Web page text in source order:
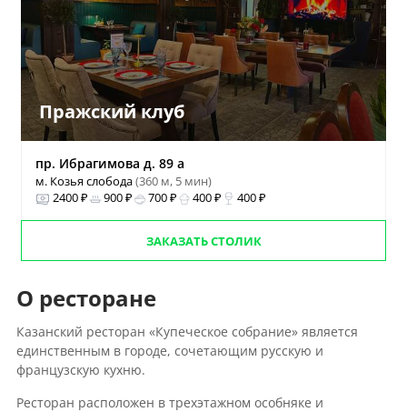
Пражский клуб
пр. Ибрагимова д. 89 а
м. Козья слобода(360 м, 5 мин)
2400 ₽
900 ₽ 700 ₽ 400 ₽ 400 ₽
ЗАКАЗАТЬ СТОЛИК
О ресторане
Казанский ресторан «Купеческое собрание» является
единственным в городе, сочетающим русскую и
французскую кухню.
Ресторан расположен в трехэтажном особняке и